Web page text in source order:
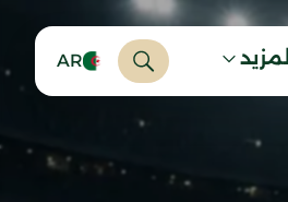
المزيد AR